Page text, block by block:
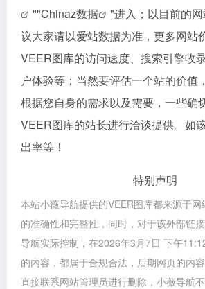
""Chinaz数据
"进入；以目前的
议大家请以爱站数据为准，更多网站
VEER图库的访问速度、搜索引擎收
户体验等；当然要评估一个站的价值
根据您自身的需求以及需要，一些确
VEER图库的站长进行洽谈提供。如
出率等！
特别声明
本站小薇导航提供的VEER图库都来源于
的准确性和完整性，同时，对于该外部链
导航实际控制，在2026年3月7日 下午
的内容，都属于合规合法，后期网页的内
直接联系网站管理员进行删除，小薇导航不